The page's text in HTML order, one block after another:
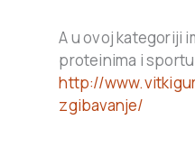
A u ovoj kategoriji
proteinima i
http://
zgibavanje/